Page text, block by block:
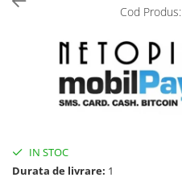
Biciclete, trotinete, triciclete
Triciclete
Motoburghie si accesorii
Motoburghie
Drujbe, fierastraie electrice
Cod Produs:
IN STOC
Durata de livrare: 1